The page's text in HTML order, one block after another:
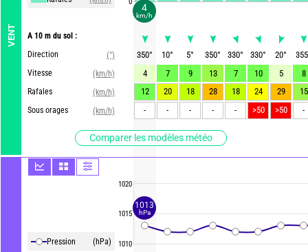
VENT
A 10 m du sol :
Direction
(°)
Vitesse
(km/h)
Rafales
(km/h)
Sous orages
(km/h)
Comparer les modèles météo
Pression (hPa)
1020
1015
1010
350° 10° 5° 350° 330° 330° 20°
355
4
7 9 13 7 10 5
8
12
20 18 28 18 24 29
15
-
- - - - >50 >50 -
4
km/h
1013
hPa